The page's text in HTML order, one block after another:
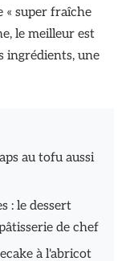
« super fraîche
le meilleur est
ingrédients, une
au tofu aussi
: le dessert
de chef
à l'abricot